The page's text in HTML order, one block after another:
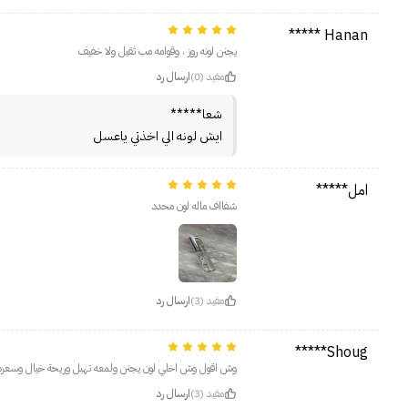
Hanan *****
يجنن لونه روز ، وقوامه مب ثقيل ولا خفيف
مفيد (0)
ارسال رد
شعا*****
ايش لونه الي اخذتي ياعسل
امل*****
شفااف ماله لون محدد
مفيد (3) ارسال رد
Shoug*****
وش اقول وش اخلي لون يجنن ولمعه تهبل وريحة خيال وسعره
مفيد (3)
ارسال رد